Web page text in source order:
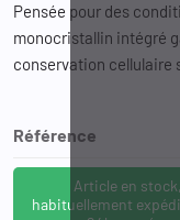
Pensée pour des
monocristallin intégré
conservation cellulaire
Référence
Article en stock,
habituellement